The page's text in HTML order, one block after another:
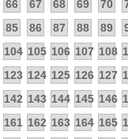
66 67 68 69 70
85 86 87 88 89
104 105 106 107 108
123 124 125 126 127
142 143 144 145 146
161 162 163 164 165